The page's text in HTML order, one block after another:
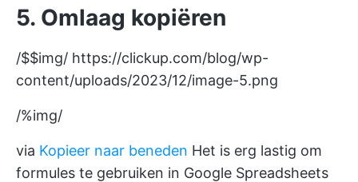
5. Omlaag kopiëren
/$$img/ https://clickup.com/blog/wp-
content/uploads/2023/12/image-5.png
/%img/
via Kopieer naar beneden Het is erg lastig om
formules te gebruiken in Google Spreadsheets